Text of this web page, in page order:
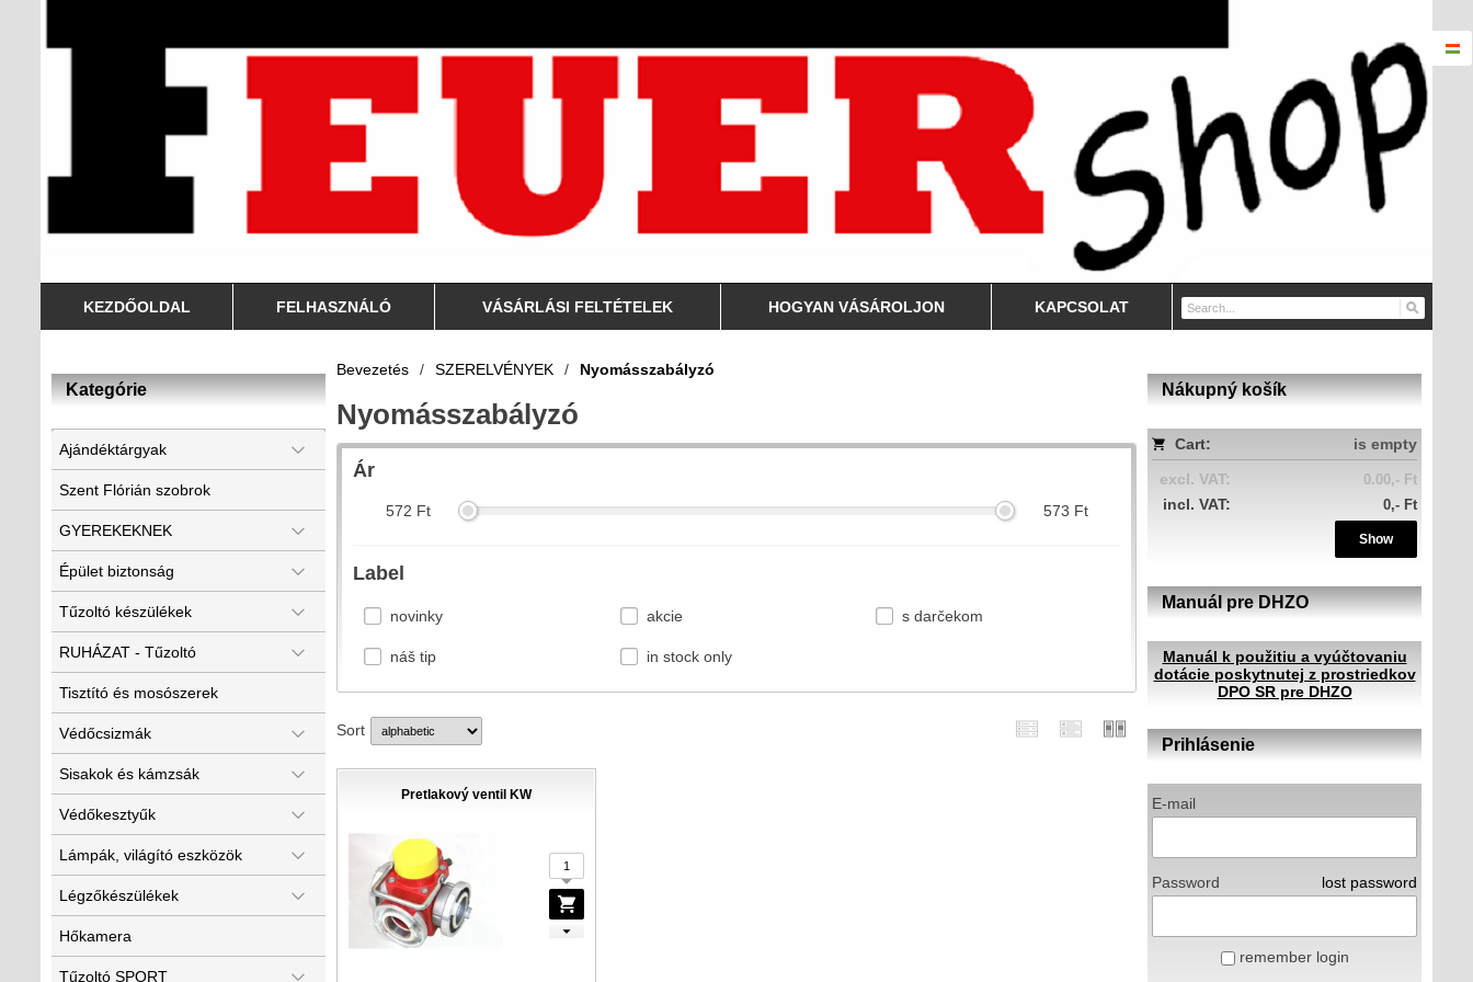
KEZDŐOLDAL FELHASZNÁLÓ VÁSÁRLÁSI FELTÉTELEK HOGYAN VÁSÁROLJON KAPCSOLAT
Kategórie
Ajándéktárgyak
Szent Flórián szobrok
GYEREKEKNEK
Épület biztonság
Tűzoltó készülékek
RUHÁZAT - Tűzoltó
Tisztító és mosószerek
Védőcsizmák
Sisakok és kámzsák
Védőkesztyűk
Lámpák, világító eszközök
Légzőkészülékek
Hőkamera
Tűzoltó SPORT
Nákupný košík
Cart:
is empty
excl. VAT:
0.00,- Ft
incl. VAT: 0,- Ft
Show
Manuál pre DHZO
Manuál k použitiu a vyúčtovaniu
dotácie poskytnutej z prostriedkov
DPO SR pre DHZO
Prihlásenie
E-mail
Password lost password
remember login
Bevezetés / SZERELVÉNYEK / Nyomásszabályzó
Nyomásszabályzó
Ár
572 Ft 573 Ft
Label
novinky akcie s darčekom
náš tip in stock only
Sort
Pretlakový ventil KW